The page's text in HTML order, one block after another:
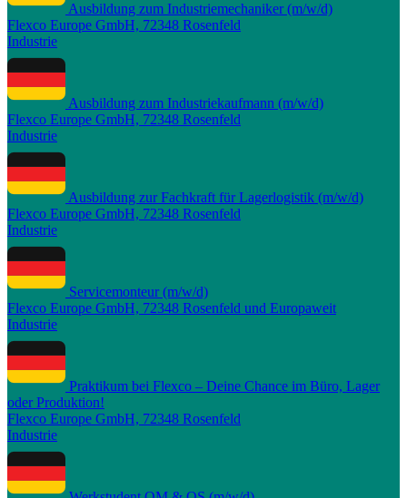
Ausbildung zum Industriemechaniker (m/w/d)
Flexco Europe GmbH, 72348 Rosenfeld
Industrie
Ausbildung zum Industriekaufmann (m/w/d)
Flexco Europe GmbH, 72348 Rosenfeld
Industrie
Ausbildung zur Fachkraft für Lagerlogistik (m/w/d)
Flexco Europe GmbH, 72348 Rosenfeld
Industrie
Servicemonteur (m/w/d)
Flexco Europe GmbH, 72348 Rosenfeld und Europaweit
Industrie
Praktikum bei Flexco – Deine Chance im Büro, Lager
oder Produktion!
Flexco Europe GmbH, 72348 Rosenfeld
Industrie